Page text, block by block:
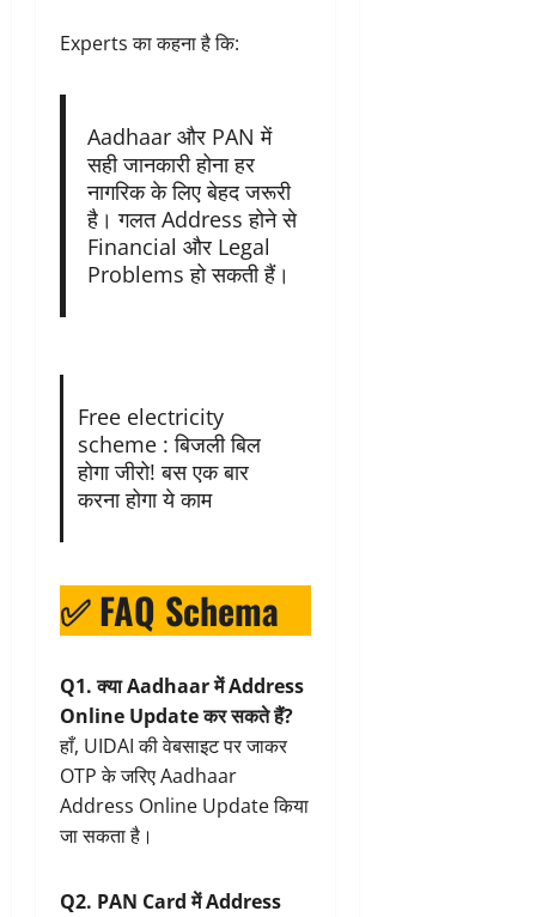
Experts का कहना है कि:
Aadhaar और PAN में
सही जानकारी होना हर
नागरिक के लिए बेहद जरूरी
है। गलत Address होने से
Financial और Legal
Problems हो सकती हैं।
Free electricity
scheme : बिजली बिल
होगा जीरो! बस एक बार
करना होगा ये काम
✅ FAQ Schema
Q1. क्या Aadhaar में Address
Online Update कर सकते हैं?
हाँ, UIDAI की वेबसाइट पर जाकर
OTP के जरिए Aadhaar
Address Online Update किया
जा सकता है।
Q2. PAN Card में Address